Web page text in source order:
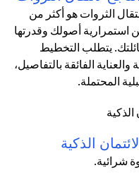
الثروات هو أكثر من
أصولك وقدرتها
يتطلب التخطيط
الفائقة بالتفاصيل،
المحتملة.
الذكية
شرائية.